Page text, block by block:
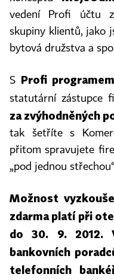
vedení Profi účtu
skupiny klientů, jako
bytová družstva a
S Profi programem
statutární zástupce
za zvýhodněných
tak šetříte s
přitom spravujete
„pod jednou
Možnost
zdarma platí při
do 30. 9. 2012.
bankovních
telefonních